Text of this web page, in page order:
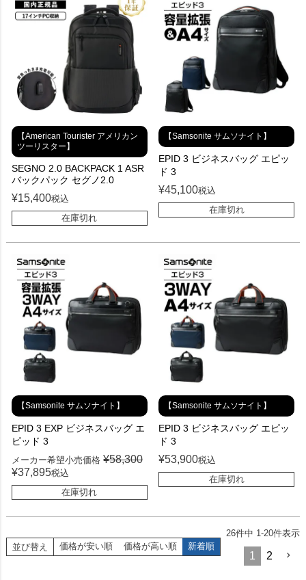
【American Tourister アメリカン
ツーリスター】
SEGNO 2.0 BACKPACK 1 ASR
バックパック セグノ2.0
¥15,400税込
在庫切れ
【Samsonite サムソナイト】
EPID 3 ビジネスバッグ エピッ
ド 3
¥45,100税込
在庫切れ
【Samsonite サムソナイト】
EPID 3 EXP ビジネスバッグ エ
ピッド 3
メーカー希望小売価格 ¥58,300
¥37,895税込
在庫切れ
【Samsonite サムソナイト】
EPID 3 ビジネスバッグ エピッ
ド 3
¥53,900税込
在庫切れ
並び替え 価格が安い順 価格が高い順 新着順
26件中 1-20件表示
1 2